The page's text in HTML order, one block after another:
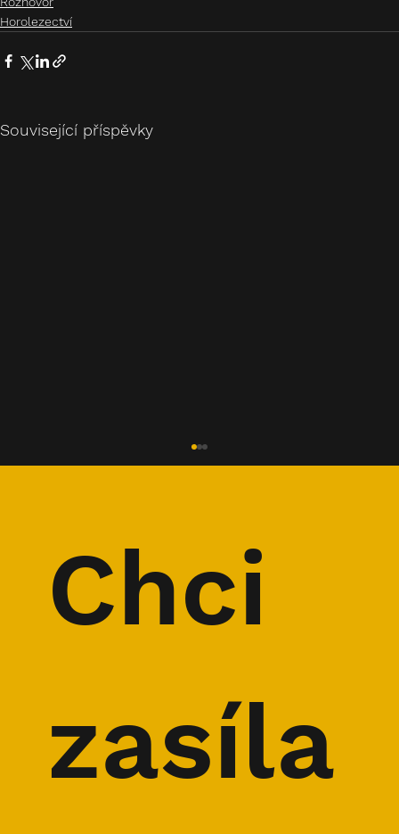
Horolezectví
Související příspěvky
Chci
zasíla